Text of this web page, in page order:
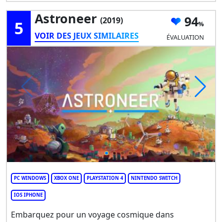
5 Astroneer (2019)
VOIR DES JEUX SIMILAIRES
94
ÉVALUATION
PC WINDOWS XBOX ONE PLAYSTATION 4 NINTENDO SWITCH
IOS IPHONE
Embarquez pour un voyage cosmique dans